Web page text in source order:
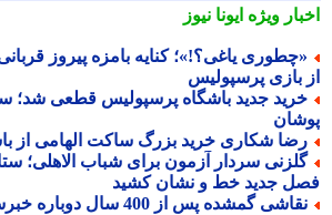
ویژهایونا نیوز
یاغی؟!»؛ کنایه بامزه پیروز قربانی
بازی پرسپولیس
جدید باشگاه پرسپولیس قطعی شد؛
شکاری خرید بزرگ ساکت الهامی از
سردار آزمون برای شباب الاهلی؛ ستاره
جدید خط و نشان کشید
گمشده پس از 400 سال دوباره خبرساز شد!